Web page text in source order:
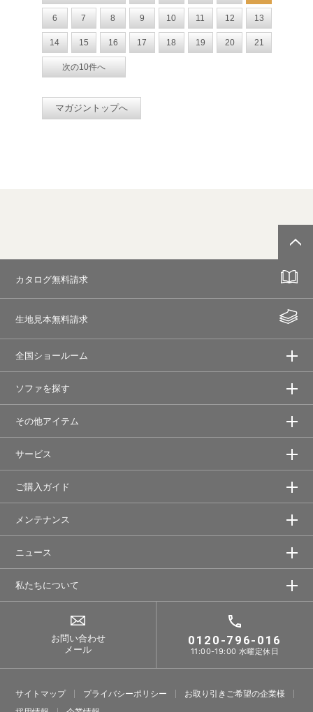
6 7 8 9 10 11 12 13
14 15 16 17 18 19 20 21
次の10件へ
マガジントップへ
カタログ無料請求
生地見本無料請求
全国ショールーム
ソファを探す
その他アイテム
サービス
ご購入ガイド
メンテナンス
ニュース
私たちについて
お問い合わせ
メール
0120-796-016
11:00-19:00 水曜定休日
サイトマップ プライバシーポリシー
お取り引きご希望の企業様